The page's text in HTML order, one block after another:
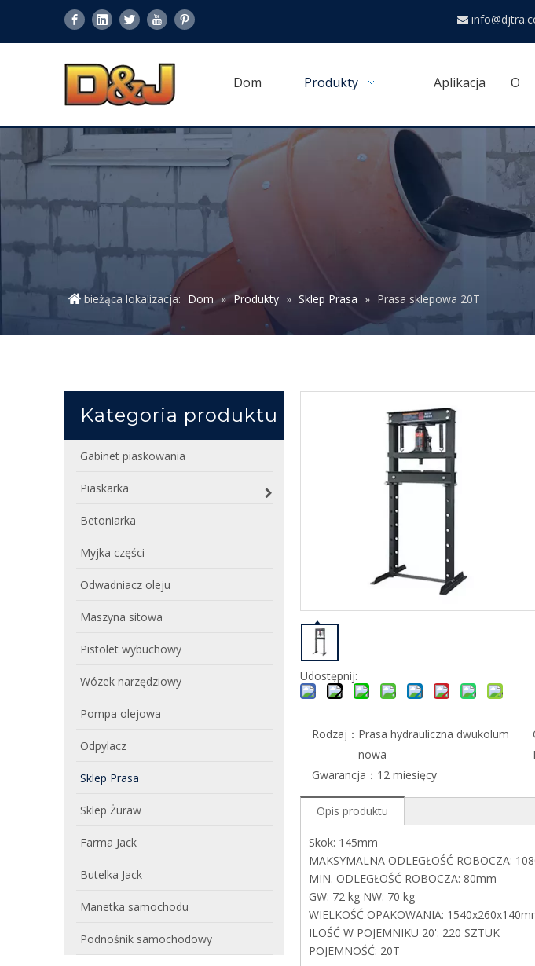

Dom Produkty Aplikacja O
bieżąca lokalizacja: Dom » Produkty » Sklep Prasa » Prasa sklepowa 20T
Kategoria produktu
Gabinet piaskowania
Piaskarka
Betoniarka
Myjka części
Odwadniacz oleju
Maszyna sitowa
Pistolet wybuchowy
Wózek narzędziowy
Pompa olejowa
Odpylacz
Sklep Prasa
Sklep Żuraw
Farma Jack
Butelka Jack
Manetka samochodu
Podnośnik samochodowy
Udostępnij:
Rodzaj： Prasa hydrauliczna dwukolum
nowa
Gwarancja： 12 miesięcy
Opis produktu
Skok: 145mm
MAKSYMALNA ODLEGŁOŚĆ ROBOCZA:
MIN. ODLEGŁOŚĆ ROBOCZA: 80mm
GW: 72 kg NW: 70 kg
WIELKOŚĆ OPAKOWANIA:
ILOŚĆ W POJEMNIKU 20': 220 SZTUK
POJEMNOŚĆ: 20T